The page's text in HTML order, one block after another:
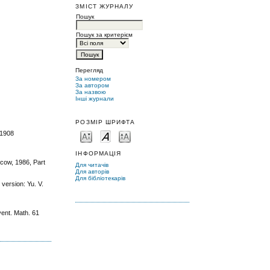
ЗМІСТ ЖУРНАЛУ
Пошук
Пошук за критерієм
Перегляд
За номером
За автором
За назвою
Інші журнали
РОЗМІР ШРИФТА
ІНФОРМАЦІЯ
Для читачів
Для авторів
Для бібліотекарів
1986, Part
Yu. V.
Math. 61